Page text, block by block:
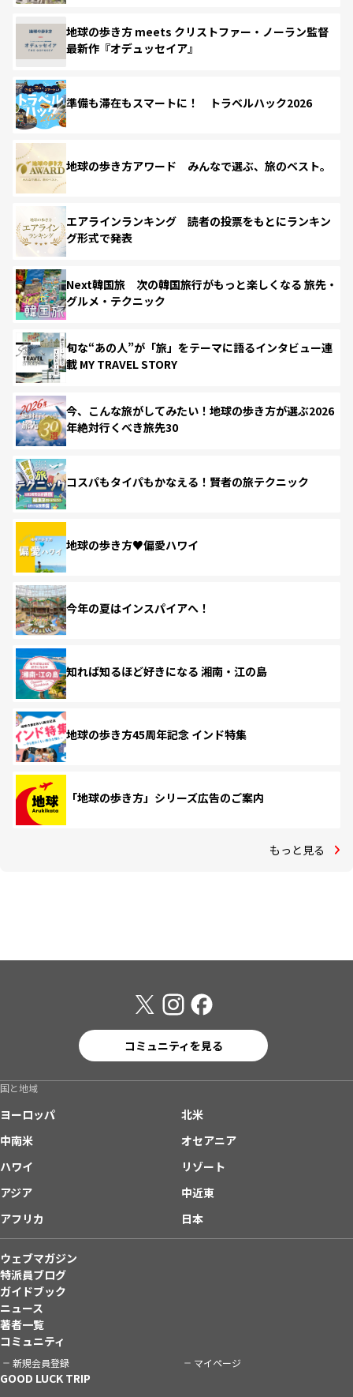
地球の歩き方 meets クリストファー・ノーラン監督
最新作『オデュッセイア』
準備も滞在もスマートに！ トラベルハック2026
地球の歩き方アワード みんなで選ぶ、旅のベスト。
エアラインランキング 読者の投票をもとにランキン
グ形式で発表
Next韓国旅 次の韓国旅行がもっと楽しくなる 旅先・
グルメ・テクニック
旬な“あの人”が「旅」をテーマに語るインタビュー連
載 MY TRAVEL STORY
今、こんな旅がしてみたい！地球の歩き方が選ぶ2026
年絶対行くべき旅先30
コスパもタイパもかなえる！賢者の旅テクニック
地球の歩き方♥偏愛ハワイ
今年の夏はインスパイアへ！
知れば知るほど好きになる 湘南・江の島
地球の歩き方45周年記念 インド特集
「地球の歩き方」シリーズ広告のご案内
もっと見る
コミュニティを見る
国と地域
ヨーロッパ
北米
中南米
オセアニア
ハワイ
リゾート
アジア
中近東
アフリカ
日本
ウェブマガジン
特派員ブログ
ガイドブック
ニュース
著者一覧
コミュニティ
新規会員登録 マイページ
GOOD LUCK TRIP